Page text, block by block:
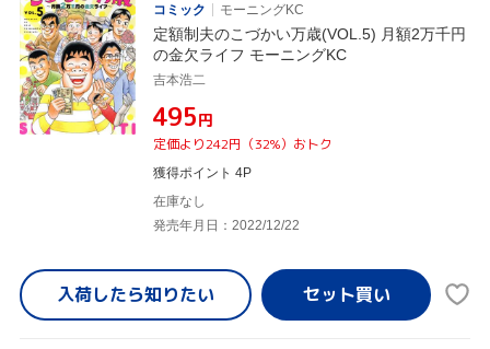
コミック
モーニングKC
定額制夫のこづかい万歳(VOL.5) 月額2万千円
の金欠ライフ モーニングKC
吉本浩二
¥495円
定価より242円（32%）おトク
獲得ポイント 4P
在庫なし
発売年月日：2022/12/22
入荷したら知りたい